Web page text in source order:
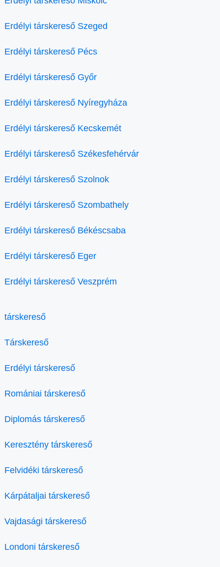
Erdélyi társkereső Szeged
Erdélyi társkereső Pécs
Erdélyi társkereső Győr
Erdélyi társkereső Nyíregyháza
Erdélyi társkereső Kecskemét
Erdélyi társkereső Székesfehérvár
Erdélyi társkereső Szolnok
Erdélyi társkereső Szombathely
Erdélyi társkereső Békéscsaba
Erdélyi társkereső Eger
Erdélyi társkereső Veszprém
társkereső
Társkereső
Erdélyi társkereső
Romániai társkereső
Diplomás társkereső
Keresztény társkereső
Felvidéki társkereső
Kárpátaljai társkereső
Vajdasági társkereső
Londoni társkereső